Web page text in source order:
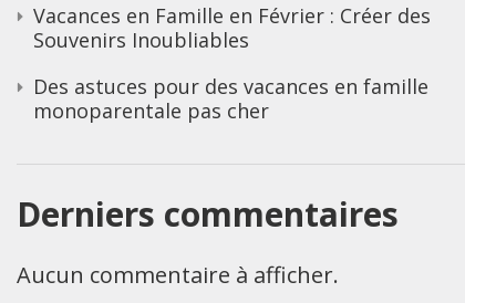
Vacances en Famille en Février : Créer des
Souvenirs Inoubliables
Des astuces pour des vacances en famille
monoparentale pas cher
Derniers commentaires
Aucun commentaire à afficher.